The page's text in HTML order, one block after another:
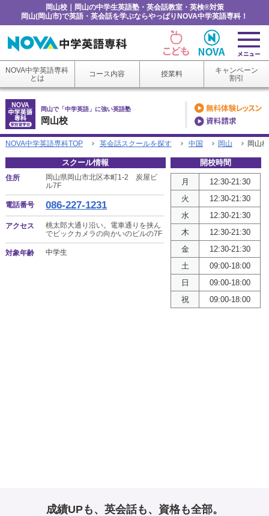
岡山校｜岡山の中学生英語塾・英会話教室・英検®対策
岡山(岡山市)で英語・英会話を学ぶならやっぱりNOVA中学英語専科！
NOVA中学英語専科
とは
コース内容 授業料
キャンペーン
割引
岡山校
岡山で「中学英語」に強い英語塾
NOVA中学英語専科TOP 英会話スクールを探す 中国 岡山 岡山校
スクール情報
住所
岡山県岡山市北区本町1-2 炭屋ビ
ル7F
電話番号 086-227-1231
アクセス
桃太郎大通り沿い。電車通りを挟ん
でビックカメラの向かいのビルの7F
対象年齢 中学生
開校時間
月
12:30-21:30
火
12:30-21:30
水
12:30-21:30
木
12:30-21:30
金
12:30-21:30
土
09:00-18:00
日
09:00-18:00
祝
09:00-18:00
成績UPも、英会話も、資格も全部。